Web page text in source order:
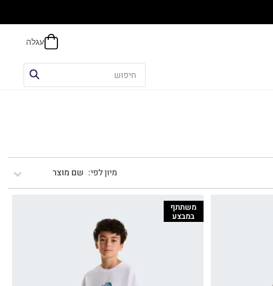
שם מוצר
משתתף
במבצע